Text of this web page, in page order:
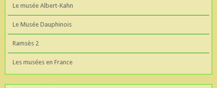
Le musée Albert-Kahn
Le Musée Dauphinois
Ramsès 2
Les musées en France